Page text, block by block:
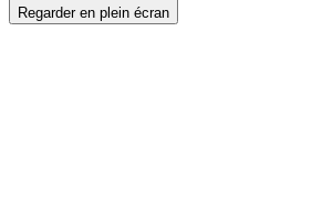
Regarder en plein écran